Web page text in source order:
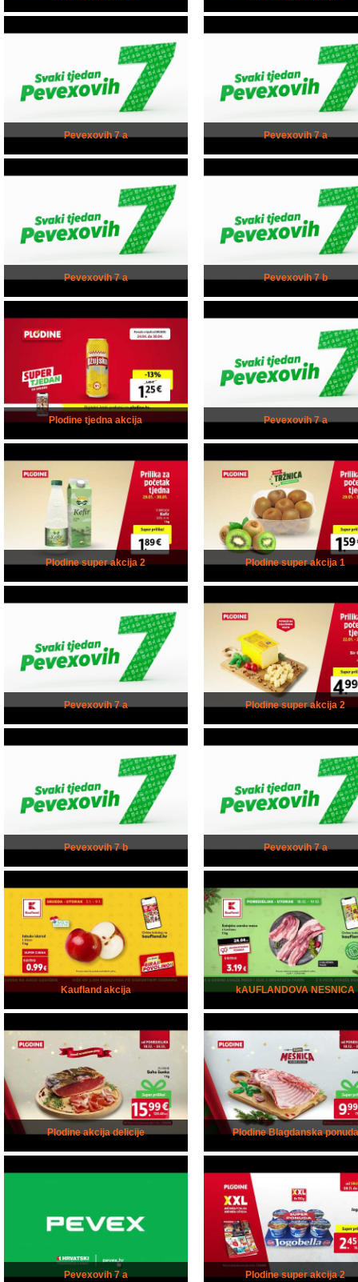
Pevexovih 7 a Pevexovih 7 a
Pevexovih 7 a Pevexovih 7 b
Plodine tjedna akcija Pevexovih 7 a
Plodine super akcija 2 Plodine super akcija 1
Pevexovih 7 a Plodine super akcija 2
Pevexovih 7 b Pevexovih 7 a
Kaufland akcija kAUFLANDOVA NESNICA
Plodine akcija delicije Plodine Blagdanska ponuda
Pevexovih 7 a Plodine super akcija 2